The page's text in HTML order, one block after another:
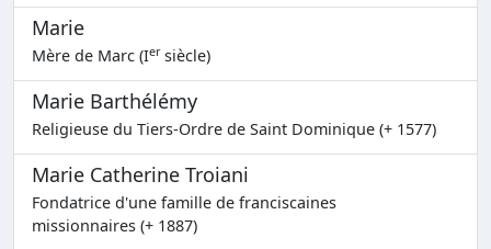
Marie
Mère de Marc (Iersiècle)
Marie Barthélémy
Religieuse du Tiers-Ordre de Saint Dominique (+ 1577)
Marie Catherine Troiani
Fondatrice d'une famille de franciscaines
missionnaires (+ 1887)